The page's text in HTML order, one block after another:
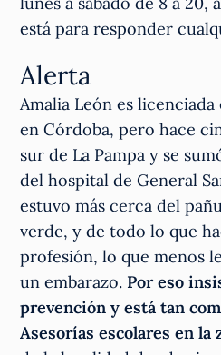
está para responder
Alerta
Amalia León es
en Córdoba, pero hace
sur de La Pampa y se
del hospital de General
estuvo más cerca del
verde, y de todo lo que
profesión, lo que menos
un embarazo. Por eso
prevención y está tan
Asesorías escolares en la